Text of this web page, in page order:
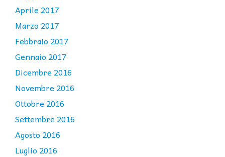
Aprile 2017
Marzo 2017
Febbraio 2017
Gennaio 2017
Dicembre 2016
Novembre 2016
Ottobre 2016
Settembre 2016
Agosto 2016
Luglio 2016